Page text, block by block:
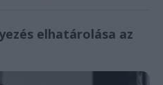
elhatárolása az